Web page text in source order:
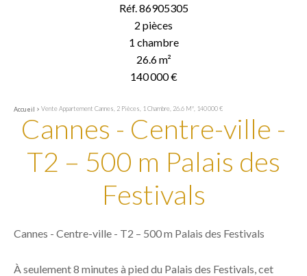
Réf. 86905305
2 pièces
1 chambre
26.6 m²
140 000 €
Accueil Vente Appartement Cannes, 2 Pièces, 1 Chambre, 26.6 M², 140 000 €
Cannes - Centre-ville -
T2 – 500 m Palais des
Festivals
Cannes - Centre-ville - T2 – 500 m Palais des Festivals
À seulement 8 minutes à pied du Palais des Festivals, cet